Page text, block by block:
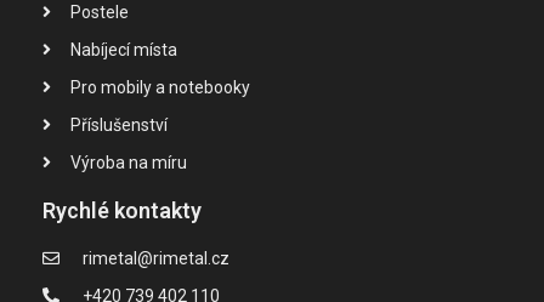
Postele
Nabíjecí místa
Pro mobily a notebooky
Příslušenství
Výroba na míru
Rychlé kontakty
rimetal@rimetal.cz
+420 739 402 110